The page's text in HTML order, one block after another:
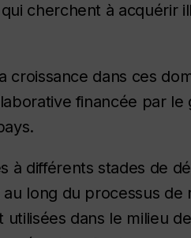
cherchent à acquérir
croissance dans ces
financée par le
à différents stades de
long du processus de
dans le milieu